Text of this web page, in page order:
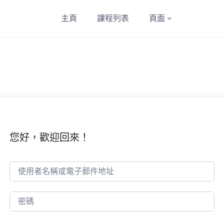
主頁 課程列表 頁面
您好，歡迎回來！